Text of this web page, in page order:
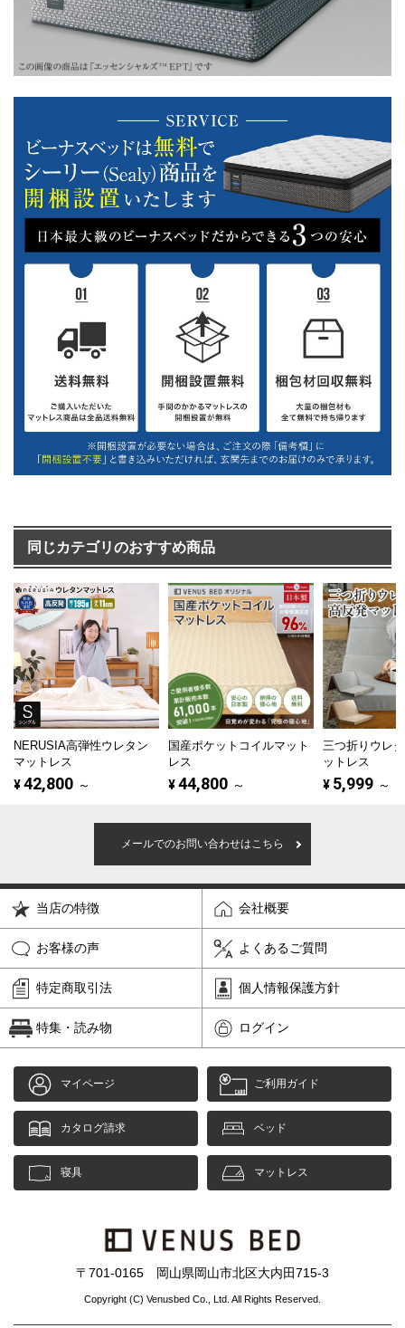
同じカテゴリのおすすめ商品
NERUSIA高弾性ウレタン
マットレス
¥42,800 ～
国産ポケットコイルマット
レス
¥44,800 ～
三つ折りウレ
ットレス
¥ 5,999 ～
メールでのお問い合わせはこちら
当店の特徴 会社概要
お客様の声 よくあるご質問
特定商取引法 個人情報保護方針
特集・読み物 ログイン
マイページ ご利用ガイド
カタログ請求 ベッド
寝具 マットレス
〒701-0165 岡山県岡山市北区大内田715-3
Copyright (C) Venusbed Co., Ltd. All Rights Reserved.